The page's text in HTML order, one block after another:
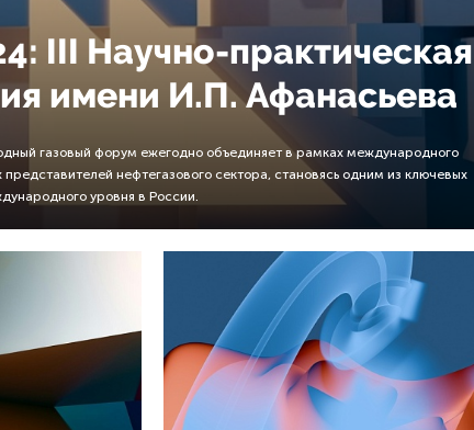
III Научно-практическая
имени И.П. Афанасьева
газовый форум ежегодно объединяет в рамках международного
нефтегазового сектора, становясь одним из ключевых
уровня в России.